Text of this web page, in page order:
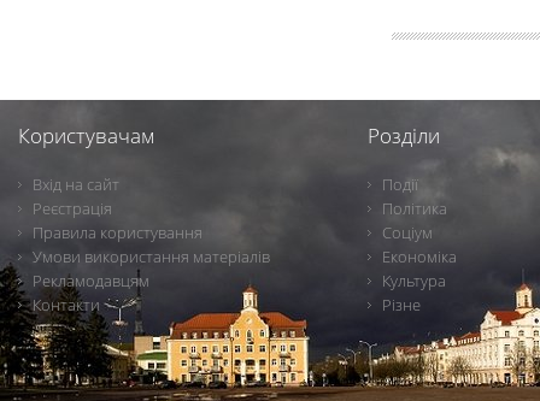
Користувачам
Вхід на сайт
Реєстрація
Правила користування
Умови використання матеріалів
Рекламодавцям
Контакти
Розділи
Події
Політика
Соціум
Економіка
Культура
Різне